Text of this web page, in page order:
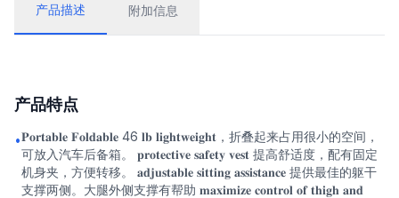
产品描述 附加信息
产品特点
•𝐏𝐨𝐫𝐭𝐚𝐛𝐥𝐞 𝐅𝐨𝐥𝐝𝐚𝐛𝐥𝐞 46 𝐥𝐛 𝐥𝐢𝐠𝐡𝐭𝐰𝐞𝐢𝐠𝐡𝐭，折叠起来占用很小的空间，
可放入汽车后备箱。 𝐩𝐫𝐨𝐭𝐞𝐜𝐭𝐢𝐯𝐞 𝐬𝐚𝐟𝐞𝐭𝐲 𝐯𝐞𝐬𝐭 提高舒适度，配有固定
机身夹，方便转移。 𝐚𝐝𝐣𝐮𝐬𝐭𝐚𝐛𝐥𝐞 𝐬𝐢𝐭𝐭𝐢𝐧𝐠 𝐚𝐬𝐬𝐢𝐬𝐭𝐚𝐧𝐜𝐞 提供最佳的躯干
支撑两侧。大腿外侧支撑有帮助 𝐦𝐚𝐱𝐢𝐦𝐢𝐳𝐞 𝐜𝐨𝐧𝐭𝐫𝐨𝐥 𝐨𝐟 𝐭𝐡𝐢𝐠𝐡 𝐚𝐧𝐝